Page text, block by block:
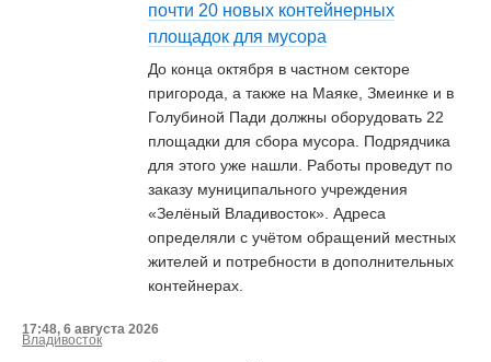
почти 20 новых контейнерных
площадок для мусора
До конца октября в частном секторе
пригорода, а также на Маяке, Змеинке и в
Голубиной Пади должны оборудовать 22
площадки для сбора мусора. Подрядчика
для этого уже нашли. Работы проведут по
заказу муниципального учреждения
«Зелёный Владивосток». Адреса
определяли с учётом обращений местных
жителей и потребности в дополнительных
контейнерах.
17:48, 6 августа 2026
Владивосток